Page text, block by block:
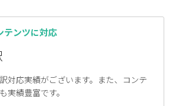
テンツに対応
対応実績がございます。また、コンテ
実績豊富です。